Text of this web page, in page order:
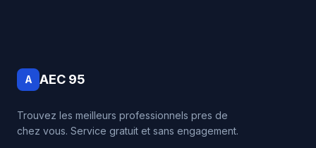
A AEC 95
Trouvez les meilleurs professionnels pres de
chez vous. Service gratuit et sans engagement.